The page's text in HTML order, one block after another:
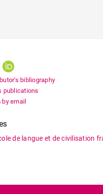
bibliography
publications
email
de langue et de civilisation